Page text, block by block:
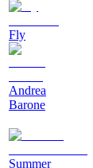
Fly
Andrea
Barone
Summer